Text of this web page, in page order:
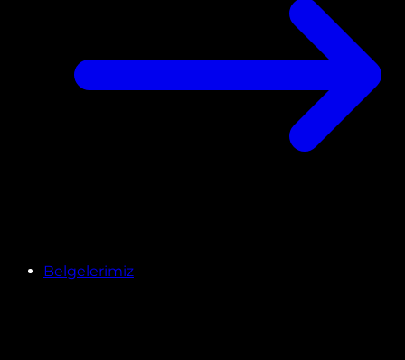
Belgelerimiz